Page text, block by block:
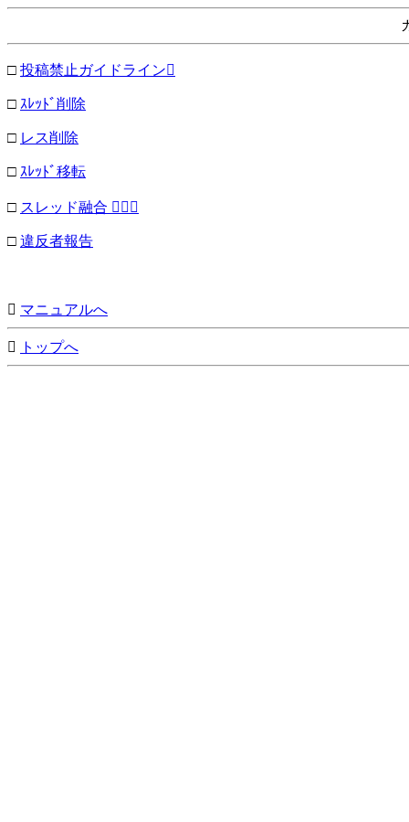
□ 投稿禁止ガイドライン
□ ｽﾚｯﾄﾞ削除
□ レス削除
□ ｽﾚｯﾄﾞ移転
□ スレッド融合 
□ 違反者報告
 マニュアルへ
 トップへ